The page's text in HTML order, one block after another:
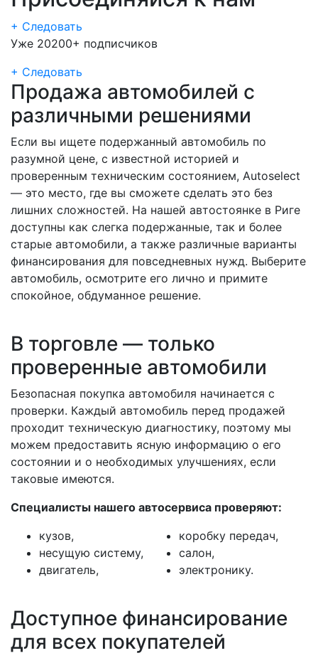
+ Следовать
Уже 20200+ подписчиков
+ Следовать
Продажа автомобилей с
различными решениями
Если вы ищете подержанный автомобиль по
разумной цене, с известной историей и
проверенным техническим состоянием, Autoselect
— это место, где вы сможете сделать это без
лишних сложностей. На нашей автостоянке в Риге
доступны как слегка подержанные, так и более
старые автомобили, а также различные варианты
финансирования для повседневных нужд. Выберите
автомобиль, осмотрите его лично и примите
спокойное, обдуманное решение.
В торговле — только
проверенные автомобили
Безопасная покупка автомобиля начинается с
проверки. Каждый автомобиль перед продажей
проходит техническую диагностику, поэтому мы
можем предоставить ясную информацию о его
состоянии и о необходимых улучшениях, если
таковые имеются.
Специалисты нашего автосервиса проверяют:
кузов,
несущую систему,
двигатель,
коробку передач,
салон,
электронику.
Доступное финансирование
для всех покупателей